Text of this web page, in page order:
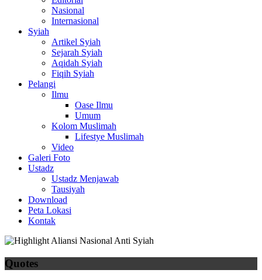
Nasional
Internasional
Syiah
Artikel Syiah
Sejarah Syiah
Aqidah Syiah
Fiqih Syiah
Pelangi
Ilmu
Oase Ilmu
Umum
Kolom Muslimah
Lifestye Muslimah
Video
Galeri Foto
Ustadz
Ustadz Menjawab
Tausiyah
Download
Peta Lokasi
Kontak
Quotes